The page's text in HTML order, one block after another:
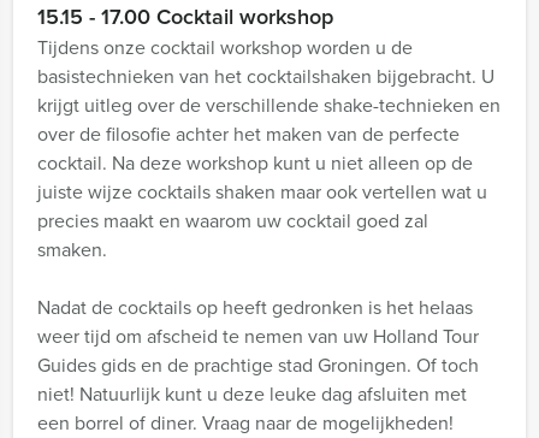
15.15 - 17.00 Cocktail workshop
Tijdens onze cocktail workshop worden u de
basistechnieken van het cocktailshaken bijgebracht. U
krijgt uitleg over de verschillende shake-technieken en
over de filosofie achter het maken van de perfecte
cocktail. Na deze workshop kunt u niet alleen op de
juiste wijze cocktails shaken maar ook vertellen wat u
precies maakt en waarom uw cocktail goed zal
smaken.
Nadat de cocktails op heeft gedronken is het helaas
weer tijd om afscheid te nemen van uw Holland Tour
Guides gids en de prachtige stad Groningen. Of toch
niet! Natuurlijk kunt u deze leuke dag afsluiten met
een borrel of diner. Vraag naar de mogelijkheden!